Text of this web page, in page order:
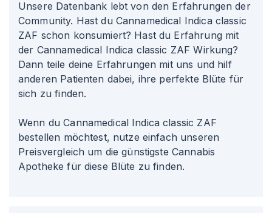
Unsere Datenbank lebt von den Erfahrungen der
Community. Hast du Cannamedical Indica classic
ZAF schon konsumiert? Hast du Erfahrung mit
der Cannamedical Indica classic ZAF Wirkung?
Dann teile deine Erfahrungen mit uns und hilf
anderen Patienten dabei, ihre perfekte Blüte für
sich zu finden.
Wenn du Cannamedical Indica classic ZAF
bestellen möchtest, nutze einfach unseren
Preisvergleich um die günstigste Cannabis
Apotheke für diese Blüte zu finden.